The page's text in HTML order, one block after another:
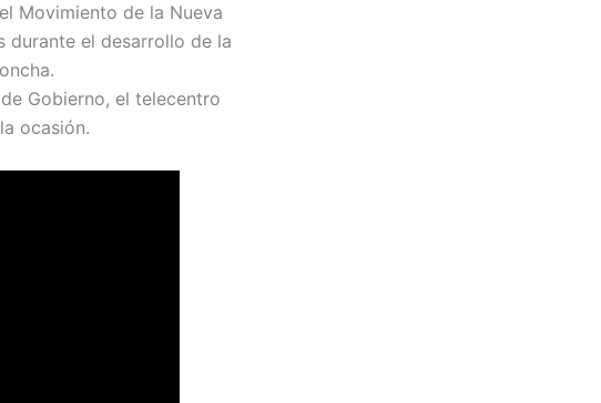
Movimiento de la Nueva
durante el desarrollo de la
Gobierno, el telecentro
ocasión.